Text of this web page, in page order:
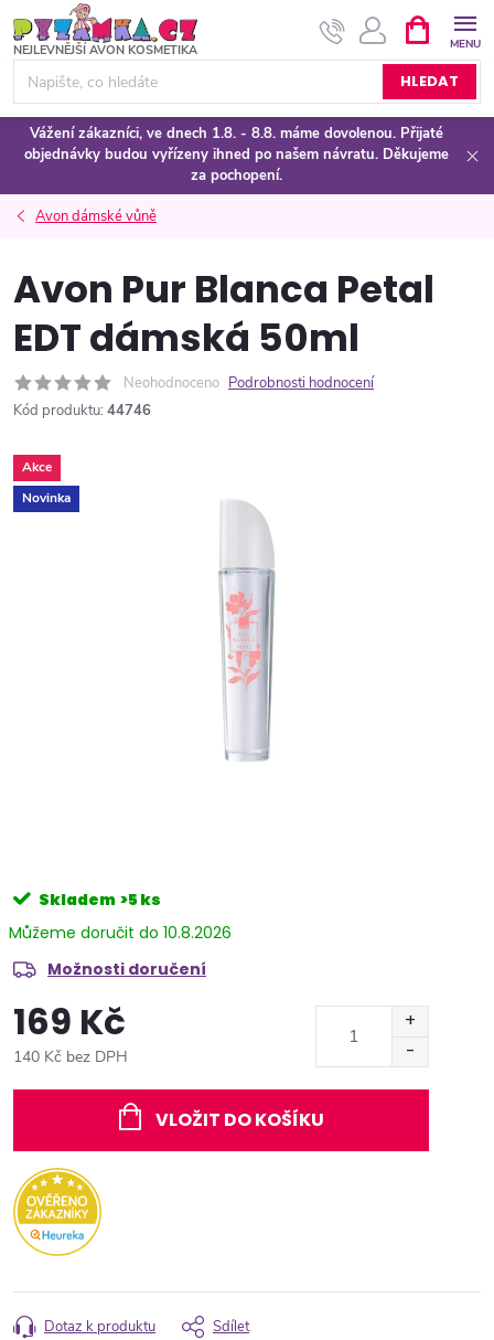
na
obsah
HLEDAT
NÁKUPNÍ
KOŠÍK
Vážení zákazníci, ve dnech 1.8. - 8.8. máme dovolenou. Přijaté
objednávky budou vyřízeny ihned po našem návratu. Děkujeme
za pochopení.
Avon dámské vůně
Avon Pur Blanca Petal
EDT dámská 50ml
Neohodnoceno Podrobnosti hodnocení
Kód produktu: 44746
Akce
Novinka
Skladem >5 ks
10.8.2026
Možnosti doručení
169 Kč
140 Kč bez DPH
VLOŽIT DO KOŠÍKU
Dotaz k produktu Sdílet